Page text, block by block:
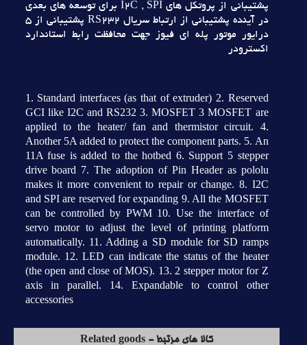
پشتيباني از پروتکل هاي I2C , SPI براي توسعه هاي بعدي
در آينده پشتيباني از ارتباط سريال RS232 پشتيباني از 5
درايور موتور پله اي فيوز جهت محافظت رابط استاندارد
اکسترودر
1. Standard interfaces (as that of extruder) 2. Reserved
GCI like I2C and RS232 3. MOSFET 3 MOSFET are
applied to the heater/ fan and thermistor circuit. 4.
Another 5A added to protect the component parts. 5. An
11A fuse is added to the hotbed 6. Support 5 stepper
drive board 7. The adoption of Pin Header as pololu
makes it more convenient to repair or change. 8. I2C
and SPI are reserved for expanding 9. All the MOSFET
can be controlled by PWM 10. Use the interface of
servo motor to adjust the level of printing platform
automatically. 11. Adding a SD module for SD ramps
module. 12. LED can indicate the status of the heater
(the open and close of MOS). 13. 2 stepper motor for Z
axis in parallel. 14. Expandable to control other
accessories
کالا های مرتبط - Related goods